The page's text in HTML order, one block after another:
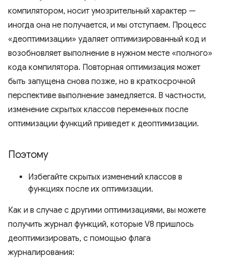
компилятором, носит умозрительный характер —
иногда она не получается, и мы отступаем. Процесс
«деоптимизации» удаляет оптимизированный код и
возобновляет выполнение в нужном месте «полного»
кода компилятора. Повторная оптимизация может
быть запущена снова позже, но в краткосрочной
перспективе выполнение замедляется. В частности,
изменение скрытых классов переменных после
оптимизации функций приведет к деоптимизации.
Поэтому
Избегайте скрытых изменений классов в
функциях после их оптимизации.
Как и в случае с другими оптимизациями, вы можете
получить журнал функций, которые V8 пришлось
деоптимизировать, с помощью флага
журналирования: